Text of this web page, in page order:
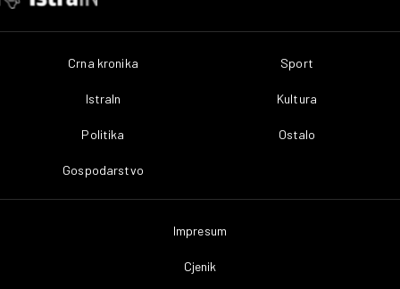
Crna kronika
IstraIn
Politika
Gospodarstvo
Sport
Kultura
Ostalo
Impresum
Cjenik